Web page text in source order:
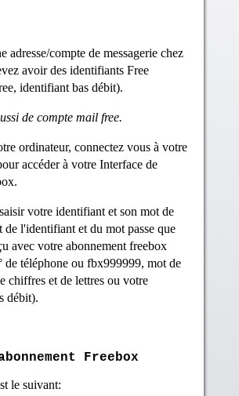
adresse/compte de messagerie chez
avoir des identifiants Free
identifiant bas débit).
de compte mail free.
ordinateur, connectez vous à votre
accéder à votre Interface de
votre identifiant et son mot de
de l'identifiant et du mot passe que
avec votre abonnement freebox
de téléphone ou fbx999999, mot de
chiffres et de lettres ou votre
débit).
Freebox
le suivant: